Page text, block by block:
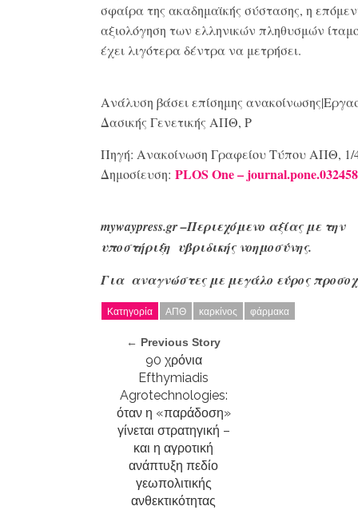
σφαίρα της ακαδημαϊκής σύστασης, η
αξιολόγηση των ελληνικών πληθυσμών
έχει λιγότερα δέντρα να μετρήσει.
Ανάλυση βάσει επίσημης
Δασικής Γενετικής ΑΠΘ, P
Πηγή: Ανακοίνωση Γραφείου Τύπου ΑΠΘ, 1/
Δημοσίευση: PLOS One– journal.pone
mywaypress.gr –Περιεχόμενο αξίας με την
υποστήριξη υβριδικής νοημοσύνης.
Για αναγνώστες με μεγάλο εύρος
Κατηγορία ΑΠΘ καρκίνος φάρμακα
← Previous Story
90 χρόνια
Efthymiadis
Agrotechnologies:
όταν η «παράδοση»
γίνεται στρατηγική –
και η αγροτική
ανάπτυξη πεδίο
γεωπολιτικής
ανθεκτικότητας